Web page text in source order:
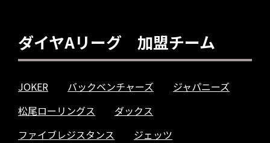
ダイヤAリーグ 加盟チーム
JOKER バックベンチャーズ
ジャパニーズ
松尾ローリングス
ダックス
ファイブレジスタンス
ジェッツ